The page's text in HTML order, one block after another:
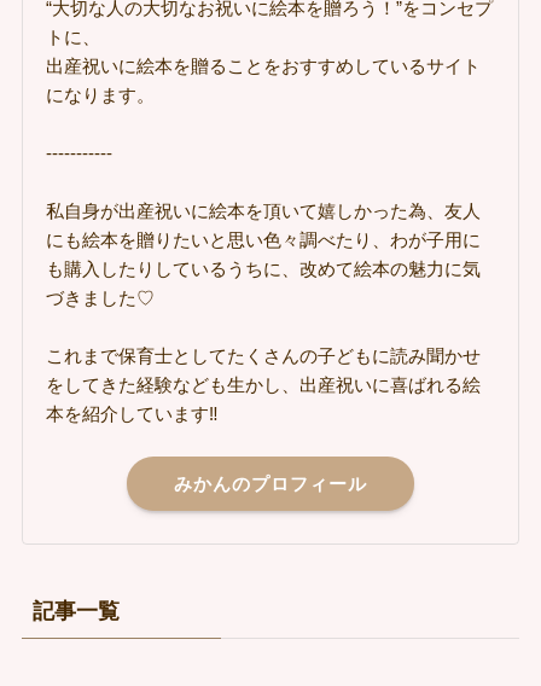
“大切な人の大切なお祝いに絵本を贈ろう！”をコンセプ
トに、
出産祝いに絵本を贈ることをおすすめしているサイト
になります。
-----------
私自身が出産祝いに絵本を頂いて嬉しかった為、友人
にも絵本を贈りたいと思い色々調べたり、わが子用に
も購入したりしているうちに、改めて絵本の魅力に気
づきました♡
これまで保育士としてたくさんの子どもに読み聞かせ
をしてきた経験なども生かし、出産祝いに喜ばれる絵
本を紹介しています‼
みかんのプロフィール
記事一覧